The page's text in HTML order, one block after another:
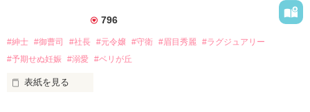
通い合う心と裏腹に
ふたりを引き離しにかかる
立花沙耶香　27歳　×    東和祥吾　35歳
2021.3.5  〜　2021.3.8
796
#紳士 #御曹司 #社長 #元令嬢 #守衛 #眉目秀麗 #ラグジュアリー
#予期せぬ妊娠 #溺愛 #ベリが丘
表紙を見る